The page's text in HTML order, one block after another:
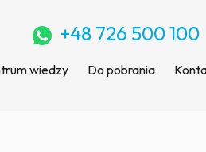
+48 726 500 100
wiedzy Do pobrania